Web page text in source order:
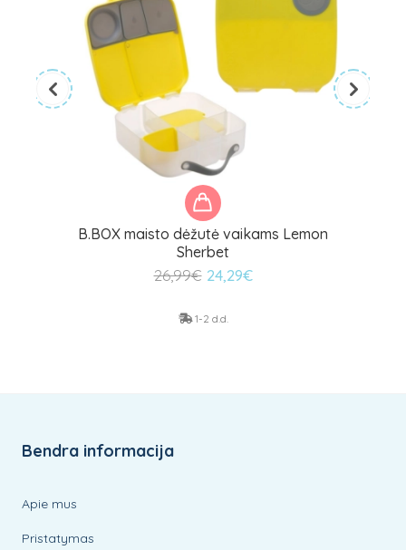
B.BOX maisto dėžutė vaikams Lemon
Sherbet
26,99€ Original
was:
24,29€Current
1-2 d.d.
Bendra informacija
Apie mus
Pristatymas